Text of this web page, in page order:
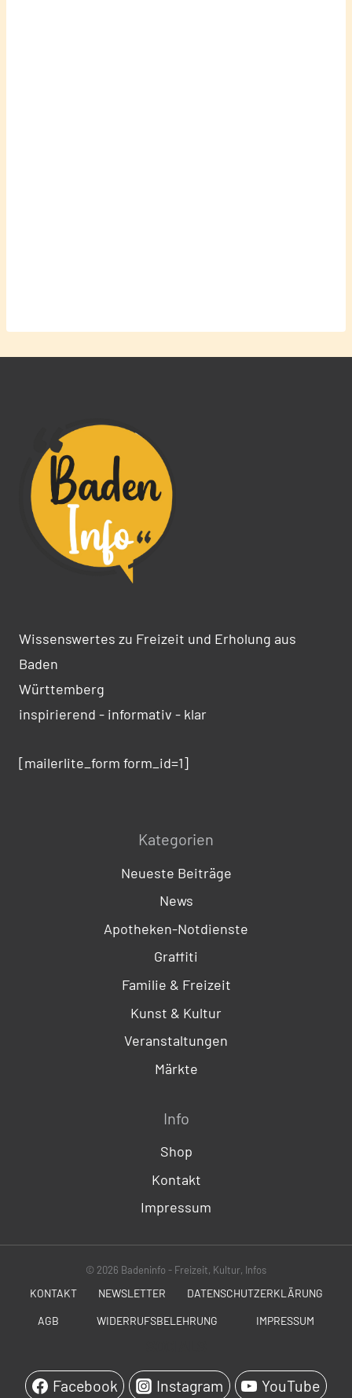
Wissenswertes zu Freizeit und Erholung aus
Baden
Württemberg
inspirierend - informativ - klar
[mailerlite_form form_id=1]
Kategorien
Neueste Beiträge
News
Apotheken-Notdienste
Graffiti
Familie & Freizeit
Kunst & Kultur
Veranstaltungen
Märkte
Info
Shop
Kontakt
Impressum
© 2026 Badeninfo - Freizeit, Kultur, Infos
KONTAKT NEWSLETTER DATENSCHUTZERKLÄRUNG
AGB WIDERRUFSBELEHRUNG IMPRESSUM
Facebook Instagram YouTube